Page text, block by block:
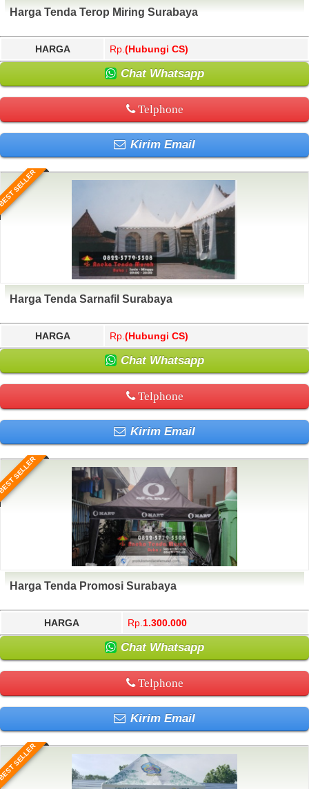
Harga Tenda Terop Miring Surabaya
HARGA Rp. (Hubungi CS)
Chat Whatsapp
Telphone
Kirim Email
SELLER
Harga Tenda Sarnafil Surabaya
HARGA Rp. (Hubungi CS)
Chat Whatsapp
Telphone
Kirim Email
SELLER
Harga Tenda Promosi Surabaya
HARGA Rp. 1.300.000
Chat Whatsapp
Telphone
Kirim Email
SELLER